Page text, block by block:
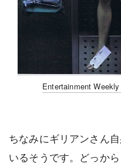
Entertainment
ちなみにギリアンさん
いるそうです。どっか